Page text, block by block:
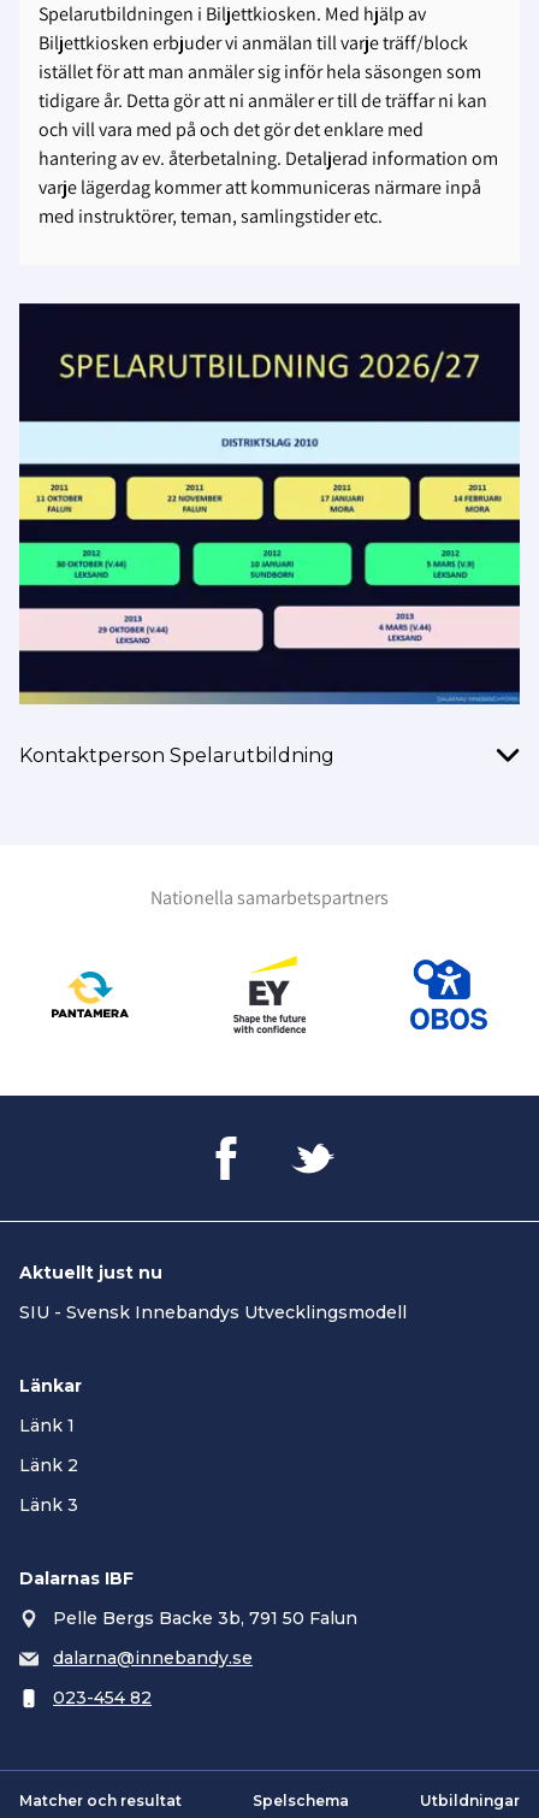
Spelarutbildningen i Biljettkiosken. Med hjälp av
Biljettkiosken erbjuder vi anmälan till varje träff/block
istället för att man anmäler sig inför hela säsongen som
tidigare år. Detta gör att ni anmäler er till de träffar ni kan
och vill vara med på och det gör det enklare med
hantering av ev. återbetalning. Detaljerad information om
varje lägerdag kommer att kommuniceras närmare inpå
med instruktörer, teman, samlingstider etc.
Kontaktperson Spelarutbildning
Nationella samarbetspartners
Aktuellt just nu
SIU - Svensk Innebandys Utvecklingsmodell
Länkar
Länk 1
Länk 2
Länk 3
Dalarnas IBF
Pelle Bergs Backe 3b, 791 50 Falun
dalarna@innebandy.se
023-454 82
Matcher och resultat Spelschema Utbildningar